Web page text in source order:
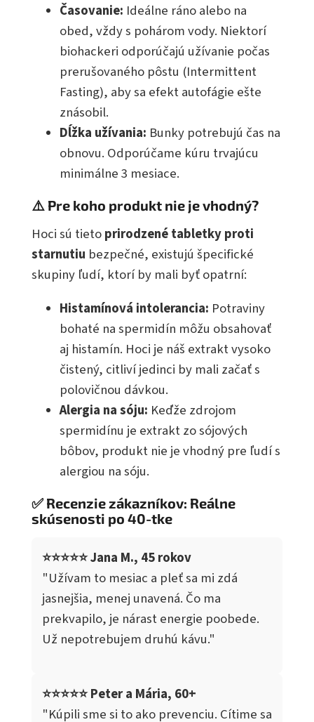
Časovanie: Ideálne ráno alebo na
obed, vždy s pohárom vody. Niektorí
biohackeri odporúčajú užívanie počas
prerušovaného pôstu (Intermittent
Fasting), aby sa efekt autofágie ešte
znásobil.
Dĺžka užívania: Bunky potrebujú čas na
obnovu. Odporúčame kúru trvajúcu
minimálne 3 mesiace.
⚠️ Pre koho produkt nie je vhodný?
Hoci sú tietoprirodzené tabletky proti
starnutiu bezpečné, existujú špecifické
skupiny ľudí, ktorí by mali byť opatrní:
Histamínová intolerancia: Potraviny
bohaté na spermidín môžu obsahovať
aj histamín. Hoci je náš extrakt vysoko
čistený, citliví jedinci by mali začať s
polovičnou dávkou.
Alergia na sóju: Keďže zdrojom
spermidínu je extrakt zo sójových
bôbov, produkt nie je vhodný pre ľudí s
alergiou na sóju.
✅ Recenzie zákazníkov: Reálne
skúsenosti po 40-tke
⭐⭐⭐⭐⭐ Jana M., 45 rokov
"Užívam to mesiac a pleť sa mi zdá
jasnejšia, menej unavená. Čo ma
prekvapilo, je nárast energie poobede.
Už nepotrebujem druhú kávu."
⭐⭐⭐⭐⭐ Peter a Mária, 60+
"Kúpili sme si to ako prevenciu. Cítime sa